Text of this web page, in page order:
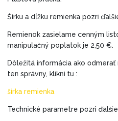
Šírku a dĺžku remienka pozri
Remienok zasielame cenným
manipulačný poplatok je 2,50 €.
Dôležitá informácia ako odmerať
ten správny, klikni tu :
šírka remienka
Technické parametre pozri